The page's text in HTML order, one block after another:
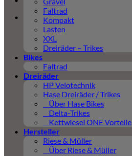
Faltrad
Kompakt
Lasten
XXL
Dreiräder – Trikes
Bikes
Faltrad
Dreiräder
HP Velotechnik
Hase Dreiräder / Trikes
Über Hase Bikes
Delta-Trikes
Kettwiesel ONE Vorteile
Hersteller
Riese & Müller
Über Riese & Müller